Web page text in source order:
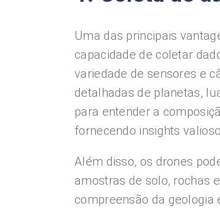
Uma das principais
capacidade de coletar
variedade de sensores e
detalhadas de planetas,
para entender a
fornecendo insights
Além disso, os drones
amostras de solo, rochas
compreensão da geologia